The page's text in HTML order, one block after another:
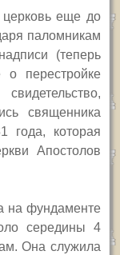
еще до
паломникам
(теперь
о перестройке
священника
года, которая
Апостолов
на фундаменте
середины 4
Она служила